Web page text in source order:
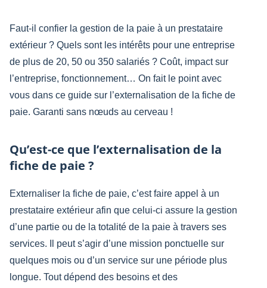
Faut-il confier la gestion de la paie à un prestataire
extérieur ? Quels sont les intérêts pour une entreprise
de plus de 20, 50 ou 350 salariés ? Coût, impact sur
l’entreprise, fonctionnement… On fait le point avec
vous dans ce guide sur l’externalisation de la fiche de
paie. Garanti sans nœuds au cerveau !
Qu’est-ce que l’externalisation de la
fiche de paie ?
Externaliser la fiche de paie, c’est faire appel à un
prestataire extérieur afin que celui-ci assure la gestion
d’une partie ou de la totalité de la paie à travers ses
services. Il peut s’agir d’une mission ponctuelle sur
quelques mois ou d’un service sur une période plus
longue. Tout dépend des besoins et des